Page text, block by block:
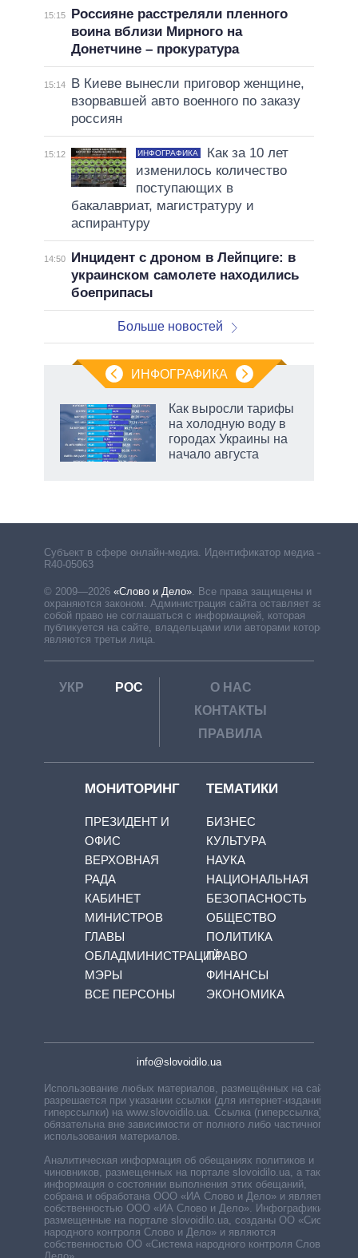
15:15
Россияне расстреляли пленного
воина вблизи Мирного на
Донетчине – прокуратура
15:14
В Киеве вынесли приговор женщине,
взорвавшей авто военного по заказу
россиян
15:12 ИНФОГРАФИКА
Как за 10 лет
изменилось количество
поступающих в
бакалавриат, магистратуру и
аспирантуру
14:50
Инцидент с дроном в Лейпциге: в
украинском самолете находились
боеприпасы
Больше новостей
ИНФОГРАФИКА
Как выросли тарифы
на холодную воду в
городах Украины на
начало августа
Субъект в сфере онлайн-медиа. Идентификатор медиа –
R40-05063
© 2009—2026 «Слово и Дело». Все права защищены и
охраняются законом. Администрация сайта оставляет за
собой право не соглашаться с информацией, которая
публикуется на сайте, владельцами или авторами которой
являются третьи лица.
УКР РОС
О НАС
КОНТАКТЫ
ПРАВИЛА
МОНИТОРИНГ
ПРЕЗИДЕНТ И
ОФИС
ВЕРХОВНАЯ
РАДА
КАБИНЕТ
МИНИСТРОВ
ГЛАВЫ
ОБЛАДМИНИСТРАЦИЙ
МЭРЫ
ВСЕ ПЕРСОНЫ
ТЕМАТИКИ
БИЗНЕС
КУЛЬТУРА
НАУКА
НАЦИОНАЛЬНАЯ
БЕЗОПАСНОСТЬ
ОБЩЕСТВО
ПОЛИТИКА
ПРАВО
ФИНАНСЫ
ЭКОНОМИКА
info@slovoidilo.ua
Использование любых материалов, размещённых на сайте,
разрешается при указании ссылки (для интернет-изданий —
гиперссылки) на www.slovoidilo.ua. Ссылка (гиперссылка)
обязательна вне зависимости от полного либо частичного
использования материалов.
Аналитическая информация об обещаниях политиков и
чиновников, размещенных на портале slovoidilo.ua, а также
информация о состоянии выполнения этих обещаний,
собрана и обработана ООО «ИА Слово и Дело» и является
собственностью ООО «ИА Слово и Дело». Инфографики,
размещенные на портале slovoidilo.ua, созданы ОО «Система
народного контроля Слово и Дело» и являются
собственностью ОО «Система народного контроля Слово и